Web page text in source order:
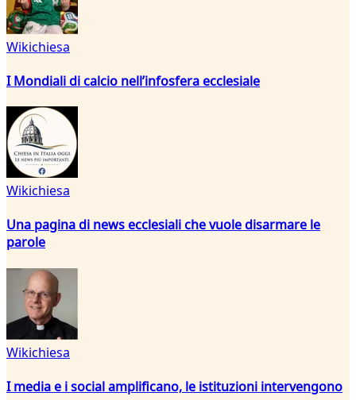
Wikichiesa
I Mondiali di calcio nell’infosfera ecclesiale
Wikichiesa
Una pagina di news ecclesiali che vuole disarmare le
parole
Wikichiesa
I media e i social amplificano, le istituzioni intervengono